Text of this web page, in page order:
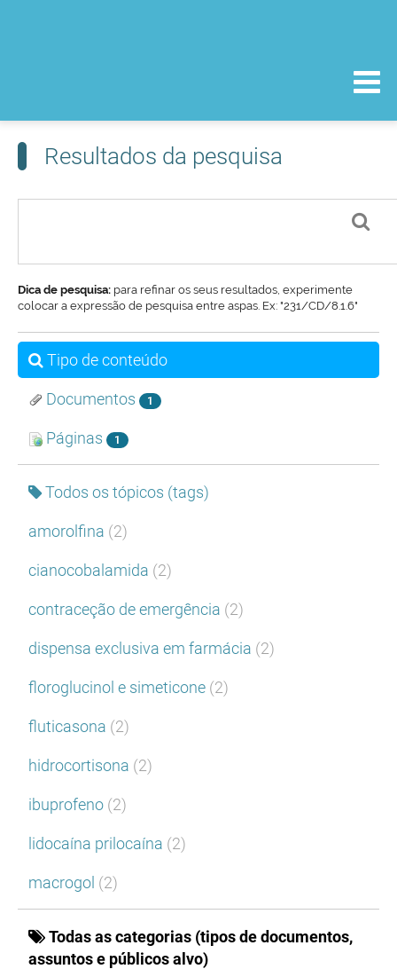
Resultados da pesquisa
Dica de pesquisa: para refinar os seus resultados, experimente
colocar a expressão de pesquisa entre aspas. Ex: "231/CD/8.1.6"
Tipo de conteúdo
Documentos 1
Páginas 1
Todos os tópicos (tags)
amorolfina (2)
cianocobalamida (2)
contraceção de emergência (2)
dispensa exclusiva em farmácia (2)
floroglucinol e simeticone (2)
fluticasona (2)
hidrocortisona (2)
ibuprofeno (2)
lidocaína prilocaína (2)
macrogol (2)
Todas as categorias (tipos de documentos,
assuntos e públicos alvo)